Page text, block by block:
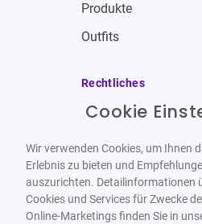
Produkte
Outfits
Rechtliches
Impressum
Widerrufsbelehrung
Cookie
Wir verwenden Cookies, um Ihnen
Erlebnis zu bieten und
auszurichten. Detailinformationen
Cookies und Services für Zwecke
Online-Marketings finden Sie in